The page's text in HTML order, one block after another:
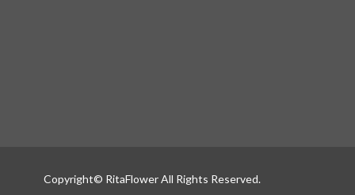
Copyright© RitaFlower All Rights Reserved.